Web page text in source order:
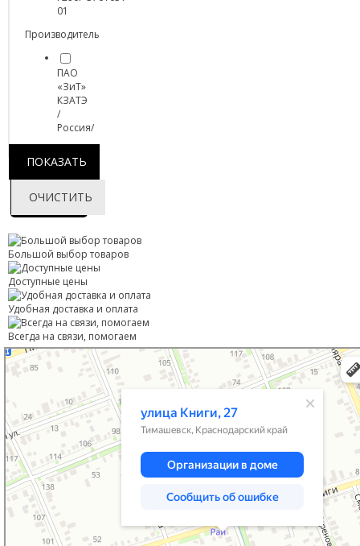
01
Производитель
ПАО
«ЗиТ»
КЗАТЭ
/
Россия/
ПОКАЗАТЬ
ОЧИСТИТЬ
товаров
Большой выбор товаров
Доступные цены
Удобная доставка и оплата
Всегда на связи, помогаем
Тимашевск
Улица Книги, 27 — Яндекс Карты